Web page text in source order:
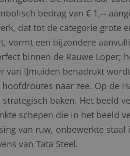
bedrag van € 1,--
dat tot de categorie grote
vormt een bijzondere
binnen de Rauwe Loper;
van IJmuiden benadrukt
naar zee. Op de
strategisch baken. Het beeld
schepen die in het beeld
van ruw, onbewerkte
van Tata Steel.